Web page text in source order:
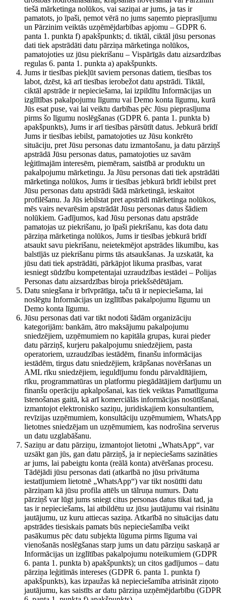
tiešā mārketinga nolūkos, vai saziņai ar jums, ja tas ir
pamatots, jo īpaši, ņemot vērā no jums saņemto pieprasījumu
un Pārzinim veiktās uzņēmējdarbības apjomu – GDPR 6.
panta 1. punkta f) apakšpunkts; d. tiktāl, ciktāl jūsu personas
dati tiek apstrādāti datu pārziņa mārketinga nolūkos,
pamatojoties uz jūsu piekrišanu – Vispārīgās datu aizsardzības
regulas 6. panta 1. punkta a) apakšpunkts.
Jums ir tiesības piekļūt saviem personas datiem, tiesības tos
labot, dzēst, kā arī tiesības ierobežot datu apstrādi. Tiktāl,
ciktāl apstrāde ir nepieciešama, lai izpildītu Informācijas un
izglītības pakalpojumu līgumu vai Demo konta līgumu, kurā
Jūs esat puse, vai lai veiktu darbības pēc Jūsu pieprasījuma
pirms šo līgumu noslēgšanas (GDPR 6. panta 1. punkta b)
apakšpunkts), Jums ir arī tiesības pārsūtīt datus. Jebkurā brīdī
Jums ir tiesības iebilst, pamatojoties uz Jūsu konkrēto
situāciju, pret Jūsu personas datu izmantošanu, ja datu pārziņš
apstrādā Jūsu personas datus, pamatojoties uz savām
leģitīmajām interesēm, piemēram, saistībā ar produktu un
pakalpojumu mārketingu. Ja Jūsu personas dati tiek apstrādāti
mārketinga nolūkos, Jums ir tiesības jebkurā brīdī iebilst pret
Jūsu personas datu apstrādi šādā mārketingā, ieskaitot
profilēšanu. Ja Jūs iebilstat pret apstrādi mārketinga nolūkos,
mēs vairs nevarēsim apstrādāt Jūsu personas datus šādiem
nolūkiem. Gadījumos, kad Jūsu personas datu apstrāde
pamatojas uz piekrišanu, jo īpaši piekrišanu, kas dota datu
pārziņa mārketinga nolūkos, Jums ir tiesības jebkurā brīdī
atsaukt savu piekrišanu, neietekmējot apstrādes likumību, kas
balstījās uz piekrišanu pirms tās atsaukšanas. Ja uzskatāt, ka
jūsu dati tiek apstrādāti, pārkāpjot likuma prasības, varat
iesniegt sūdzību kompetentajai uzraudzības iestādei – Polijas
Personas datu aizsardzības biroja priekšsēdētājam.
Datu sniegšana ir brīvprātīga, taču tā ir nepieciešama, lai
noslēgtu Informācijas un izglītības pakalpojumu līgumu un
Demo konta līgumu.
Jūsu personas dati var tikt nodoti šādām organizāciju
kategorijām: bankām, ātro maksājumu pakalpojumu
sniedzējiem, uzņēmumiem no kapitāla grupas, kurai pieder
datu pārziņš, kurjeru pakalpojumu sniedzējiem, pasta
operatoriem, uzraudzības iestādēm, finanšu informācijas
iestādēm, tirgus datu sniedzējiem, krāpšanas novēršanas un
AML rīku sniedzējiem, ieguldījumu fondu pārvaldītājiem,
rīku, programmatūras un platformu piegādātājiem darījumu un
finanšu operāciju apkalpošanai, kas tiek veiktas Pamatlīguma
īstenošanas gaitā, kā arī komerciālās informācijas nosūtīšanai,
izmantojot elektronisko saziņu, juridiskajiem konsultantiem,
revīzijas uzņēmumiem, konsultāciju uzņēmumiem, WhatsApp
lietotnes sniedzējam un uzņēmumiem, kas nodrošina serverus
un datu uzglabāšanu.
Saziņu ar datu pārziņu, izmantojot lietotni „WhatsApp“, var
uzsākt gan jūs, gan datu pārziņš, ja ir nepieciešams sazināties
ar jums, lai pabeigtu konta (reālā konta) atvēršanas procesu.
Tādējādi jūsu personas dati (atkarībā no jūsu privātuma
iestatījumiem lietotnē „WhatsApp“) var tikt nosūtīti datu
pārziņam kā jūsu profila attēls un tālruņa numurs. Datu
pārziņš var lūgt jums sniegt citus personas datus tikai tad, ja
tas ir nepieciešams, lai atbildētu uz jūsu jautājumu vai risinātu
jautājumu, uz kuru attiecas saziņa. Atkarībā no situācijas datu
apstrādes tiesiskais pamats būs nepieciešamība veikt
pasākumus pēc datu subjekta lūguma pirms līguma vai
vienošanās noslēgšanas starp jums un datu pārziņu saskaņā ar
Informācijas un izglītības pakalpojumu noteikumiem (GDPR
6. panta 1. punkta b) apakšpunkts); un citos gadījumos – datu
pārziņa leģitīmās intereses (GDPR 6. panta 1. punkta f)
apakšpunkts), kas izpaužas kā nepieciešamība atrisināt ziņoto
jautājumu, kas saistīts ar datu pārziņa uzņēmējdarbību (GDPR